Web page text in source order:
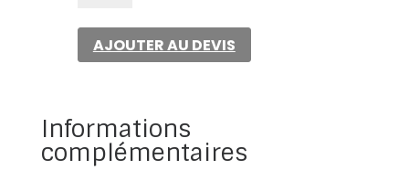
id.001
women
AJOUTER AU DEVIS
Informations
complémentaires